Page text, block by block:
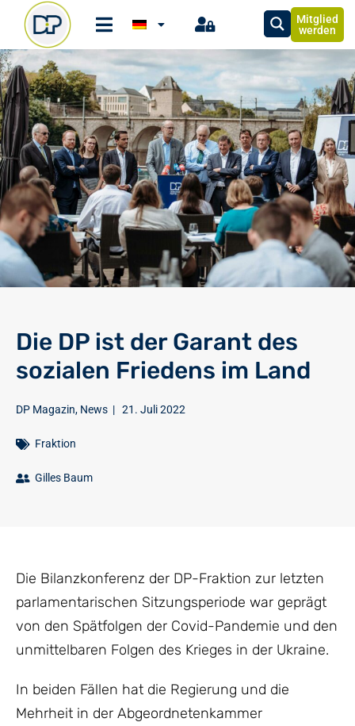
Mitglied
werden
Die DP ist der Garant des
sozialen Friedens im Land
DP Magazin, News | 21. Juli 2022
Fraktion
Gilles Baum
Die Bilanzkonferenz der DP-Fraktion zur letzten
parlamentarischen Sitzungsperiode war geprägt
von den Spätfolgen der Covid-Pandemie und den
unmittelbaren Folgen des Krieges in der Ukraine.
In beiden Fällen hat die Regierung und die
Mehrheit in der Abgeordnetenkammer